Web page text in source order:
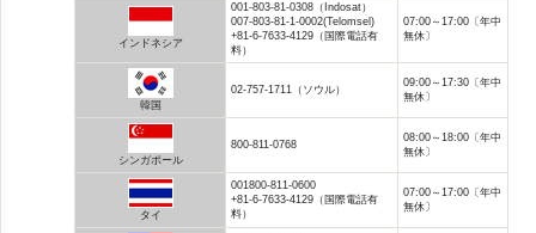
インドネシア
001-803-81-0308（Indosat）
007-803-81-1-0002(Telomsel)
+81-6-7633-4129（国際電話有
料）
07:00～17:00〔年中
無休〕
韓国
02-757-1711（ソウル）
09:00～17:30〔年中
無休〕
シンガポール
800-811-0768
08:00～18:00〔年中
無休〕
タイ
001800-811-0600
+81-6-7633-4129（国際電話有
料）
07:00～17:00〔年中
無休〕